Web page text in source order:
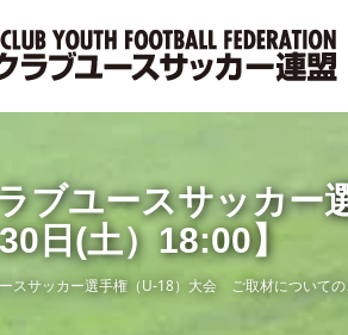
ブユースサッカ
日(土）18:00】
スサッカー選手権（U-18）大会 ご取材についての